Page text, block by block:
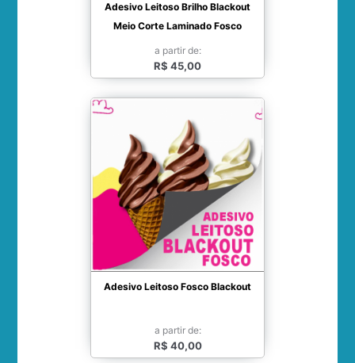
Adesivo Leitoso Brilho Blackout
Meio Corte Laminado Fosco
a partir de:
R$ 45,00
Adesivo Leitoso Fosco Blackout
a partir de:
R$ 40,00